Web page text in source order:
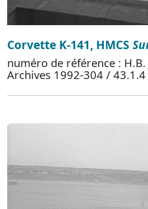
Corvette K-141, HMCS
numéro de référence :
Archives 1992-304 /